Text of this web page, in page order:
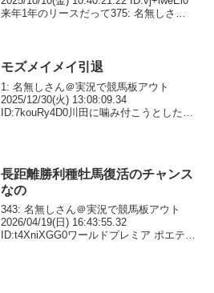
来年1年のリースだって375: 名無しさん
モズメイメイ引退
1: 名無しさん＠実況で競馬板アウト
2025/12/30(火) 13:08:09.34
ID:7kouRy4D0川田に噛み付こうとした重
長距離勝利種牡馬復活のチャンス
なの
343: 名無しさん＠実況で競馬板アウト
2026/04/19(日) 16:43:55.32
ID:t4XniXGG0ワールドプレミア ポエティ